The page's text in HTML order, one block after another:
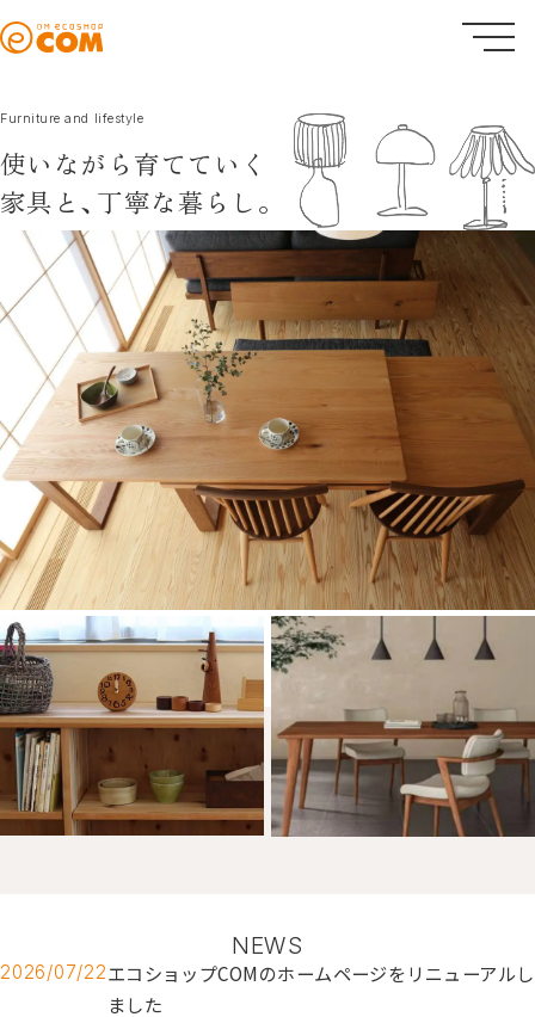
Furniture and lifestyle
使いながら育てていく
家具と、丁寧な暮らし。
NEWS
2026/07/22エコショップCOMのホームページをリニューアルし
ました